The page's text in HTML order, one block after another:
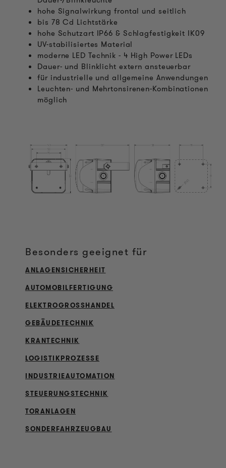
hohe Signalwirkung frontal und seitlich
bis 78 Cd Lichtstärke
hohe Schutzart IP66 & Schlagfestigkeit IK09
UV-stabilisiertes Material
moderne LED Technik - 4 High Power LEDs
Dauer- und Blinklicht extern ansteuerbar
für industrielle und allgemeine Anwendungen
Leuchten- und Mehrtonsirenen-Kombinationen
möglich
Besonders geeignet für
ANLAGENSICHERHEIT
AUTOMOBILFERTIGUNG
ELEKTROGROSSHANDEL
GEBÄUDETECHNIK
KRANTECHNIK
LOGISTIKPROZESSE
INDUSTRIEAUTOMATION
STEUERUNGSTECHNIK
TORANLAGEN
SONDERFAHRZEUGBAU